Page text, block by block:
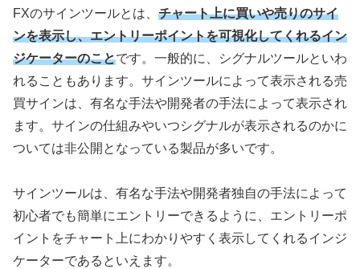
FXのサインツールとは、 チャート上に買いや売りのサイ
ンを表示し、エントリーポイントを可視化してくれるイン
ジケーターのことです。一般的に、シグナルツールといわ
れることもあります。サインツールによって表示される売
買サインは、有名な手法や開発者の手法によって表示され
ます。サインの仕組みやいつシグナルが表示されるのかに
ついては非公開となっている製品が多いです。
サインツールは、有名な手法や開発者独自の手法によって
初心者でも簡単にエントリーできるように、エントリーポ
イントをチャート上にわかりやすく表示してくれるインジ
ケーターであるといえます。